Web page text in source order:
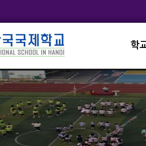
학
학
학
학